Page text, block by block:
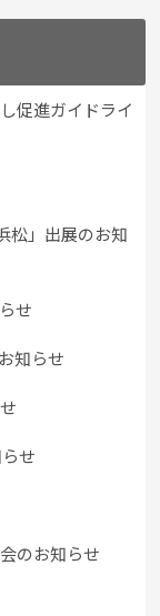
促進ガイドライ
松」出展のお知
せ
知らせ
せ
のお知らせ